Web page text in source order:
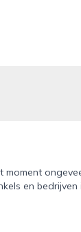
en bedrijven